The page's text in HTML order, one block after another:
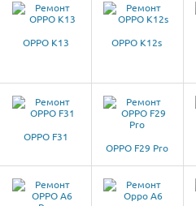
OPPO K13
OPPO K12s
OPPO F31
OPPO F29 Pro